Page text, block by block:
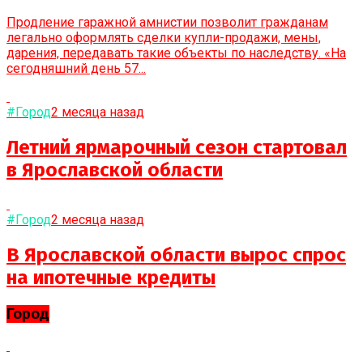
Продление гаражной амнистии позволит гражданам
легально оформлять сделки купли-продажи, мены,
дарения, передавать такие объекты по наследству. «На
сегодняшний день 57...
#Город2 месяца назад
Летний ярмарочный сезон стартовал
в Ярославской области
#Город2 месяца назад
В Ярославской области вырос спрос
на ипотечные кредиты
Город